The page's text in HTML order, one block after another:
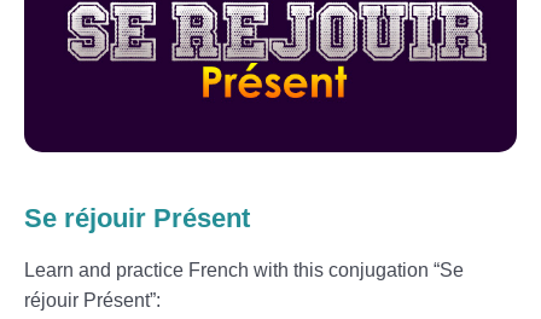
Se réjouir Présent
Learn and practice French with this conjugation “Se
réjouir Présent”: